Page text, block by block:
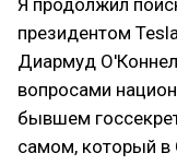
Я продолжил
президентом
Диармуд
вопросами
бывшем
самом, который в